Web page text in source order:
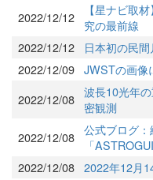
2022/12/12
【星ナビ取
究の最前線
2022/12/12
日本初の民
2022/12/09 JWSTの画像
2022/12/08 波長10光年
密観測
2022/12/08 公式ブログ：
「
2022/12/08 2022年12月